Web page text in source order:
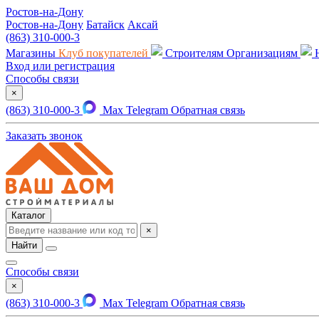
Ростов-на-Дону
Ростов-на-Дону Батайск Аксай
(863) 310-000-3
Магазины Клуб покупателей Строителям Организациям
Вход или регистрация
Способы связи
×
(863) 310-000-3 Max Telegram Обратная связь
Заказать звонок
Каталог
×
Найти
Способы связи
×
(863) 310-000-3 Max Telegram Обратная связь